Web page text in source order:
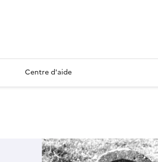
Centre d'aide